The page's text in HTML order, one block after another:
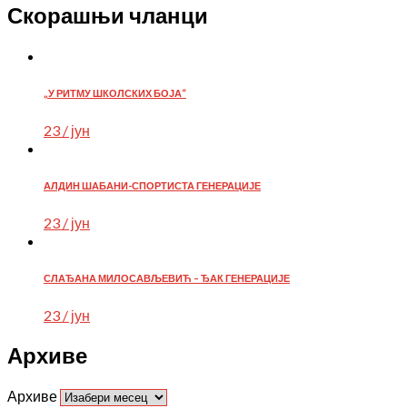
Скорашњи чланци
„У РИТМУ ШКОЛСКИХ БОЈА“
23 / јун
АЛДИН ШАБАНИ-СПОРТИСТА ГЕНЕРАЦИЈЕ
23 / јун
СЛАЂАНА МИЛОСАВЉЕВИЋ – ЂАК ГЕНЕРАЦИЈЕ
23 / јун
Архиве
Архиве